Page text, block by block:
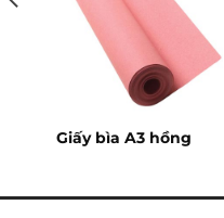
Giấy bìa A3 hồng